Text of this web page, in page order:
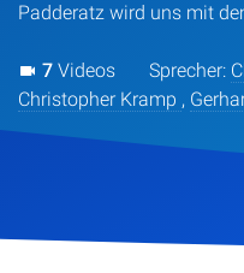
Padderatz wird uns mit
7 Videos Sprecher:
Christopher Kramp ,